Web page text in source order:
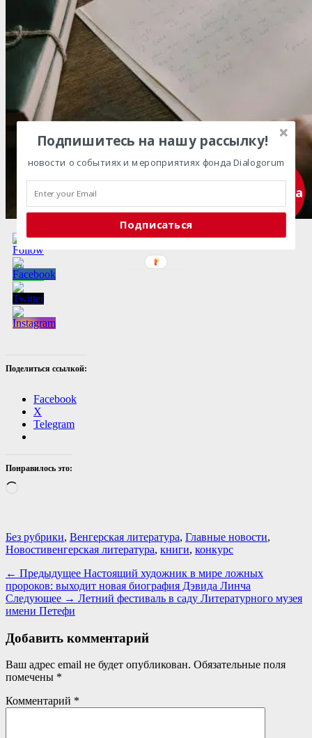
Поделиться ссылкой:
Facebook
X
Telegram
Понравилось это:
Категории
Без рубрики, Венгерская литература, Главные новости,
НовостиТеги
венгерская литература, книги, конкурс
Навигация
по
записям
← Предыдущее Предыдущая
запись:
Настоящий художник в мире ложных
пророков: выходит новая биография Дэвида Линча
Следующее → Следующая
Летний фестиваль в саду Литературного музея
имени Петефи
Добавить комментарий
Ваш адрес email не будет опубликован. Обязательные поля
помечены *
Комментарий *
Подписка
Подпишитесь на нашу рассылку!
новости о событиях и мероприятиях фонда Dialogorum
Подписаться